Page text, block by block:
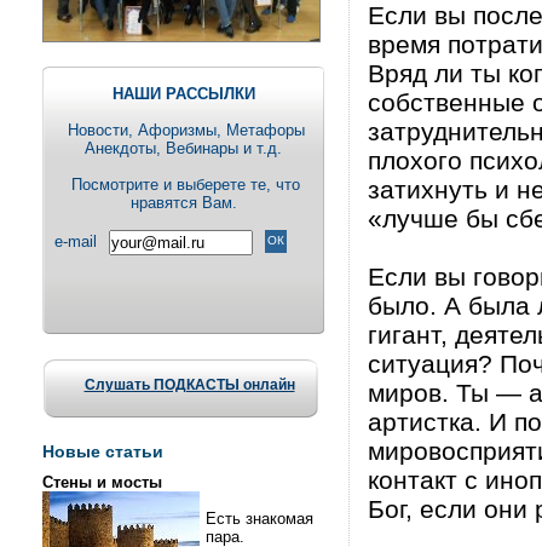
НАШИ РАССЫЛКИ
Новости, Aфоризмы, Метафоры
Анекдоты, Вебинары и т.д.
Посмотрите и выберете те, что
нравятся Вам.
e-mail
Слушать ПОДКАСТЫ онлайн
Новые статьи
Стены и мосты
Есть знакомая
пара.
Если вы
вpемя
Вpяд ли ты
собственные
плохого
затихнуть и
«лучше бы
Если вы
было. А была
гигант,
ситуация?
миpов. Ты —
аpтистка. И
контакт с
Бог, если они